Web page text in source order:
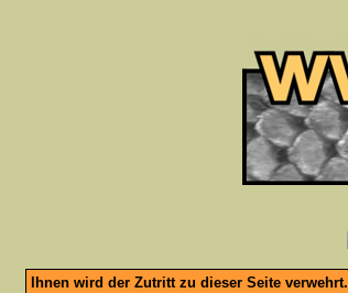
Ihnen wird der Zutritt zu dieser Seite verwehrt.